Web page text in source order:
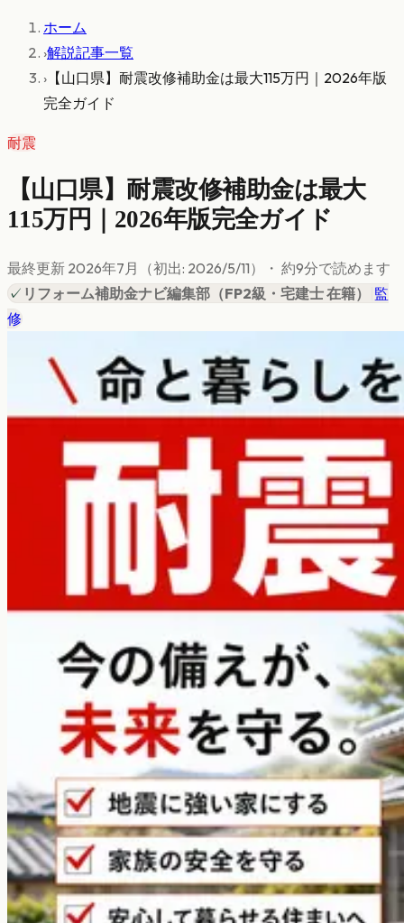
ホーム
›解説記事一覧
› 【山口県】耐震改修補助金は最大115万円｜2026年版
完全ガイド
耐震
【山口県】耐震改修補助金は最大
115万円｜2026年版完全ガイド
最終更新 2026年7月 （初出: 2026/5/11） ・ 約9分で読めます
✓ リフォーム補助金ナビ編集部 （FP2級・宅建士 在籍）
監
修